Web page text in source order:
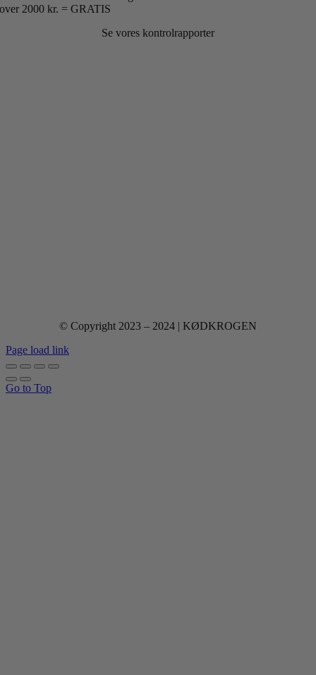
over 2000 kr. = GRATIS
Se vores kontrolrapporter
© Copyright 2023 – 2024 | KØDKROGEN
Page load link
Go to Top